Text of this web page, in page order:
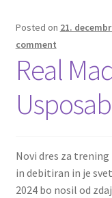
Posted on 21.
comment
Real
Novi dres za trening
in debitiran in je
2024 bo nosil od